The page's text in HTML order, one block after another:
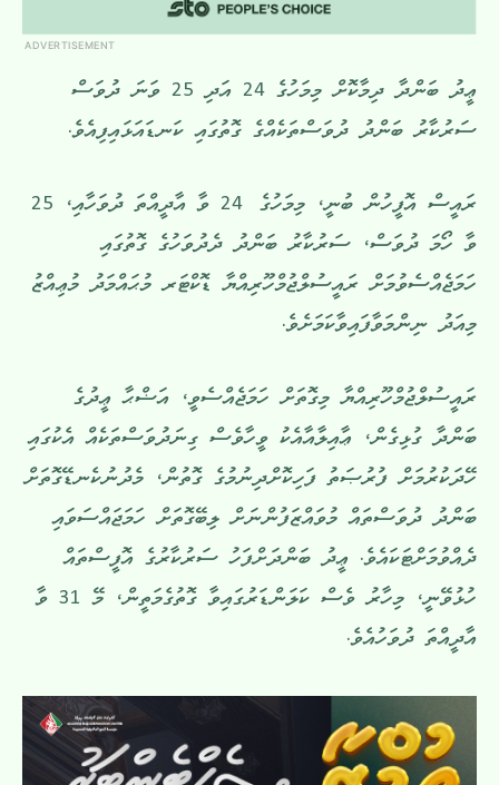
ADVERTISEMENT
ޢީދު ބަންދާ ދިމާކޮށް މިމަހުގެ 24 އަދި 25 ވަނަ ދުވަސް
ސަރުކާރު ބަންދު ދުވަސްތަކެއްގެ ގޮތުގައި ކަނޑައަޅައިފިއެވެ.
ރައީސް އޮފީހުން ބުނީ، މިމަހުގެ 24 ވާ އާދީއްތަ ދުވަހާއި، 25
ވާ ހޯމަ ދުވަސް، ސަރުކާރު ބަންދު ދެދުވަހުގެ ގޮތުގައި
ހަމަޖެއްސެވުމަށް ރައީސުލްޖުމްހޫރިއްޔާ ޑޮކްޓަރ މުޙައްމަދު މުޢިއްޒު
މިއަދު ނިންމަވާފައިވާކަމަށެވެ.
ރައީސުލްޖުމްހޫރިއްޔާ މިގޮތަށް ހަމަޖެއްސެވީ، އަޟްޙާ ޢީދުގެ
ބަންދާ ގުޅިގެން، ޢާއިލާއާއެކު ވީހާވެސް ގިނަދުވަސްތަކެއް އެކުގައި
ހޭދަކުރުމަށް ފުރުޞަތު ފަހިކޮށްދިނުމުގެ ގޮތުން، މެދުނުކެނޑޭގޮތަށް
ބަންދު ދުވަސްތައް މުވައްޒަފުންނަށް ލިބޭގޮތަށް ހަމަޖައްސަވައި
ދެއްވުމަށްޓަކައެވެ. ޢީދު ބަންދަށްފަހު ސަރުކާރުގެ އޮފީސްތައް
ހުޅުވޭނީ، މިހާރު ވެސް ކަލަންޑަރުގައިވާ ގޮތުގެމަތީން، މޭ 31 ވާ
އާދީއްތަ ދުވަހުއެވެ.